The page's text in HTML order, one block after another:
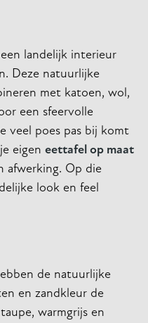
landelijk interieur
Deze natuurlijke
met katoen, wol,
een sfeervolle
veel poes pas bij komt
eigen eettafel op maat
afwerking. Op die
look en feel
de natuurlijke
en zandkleur de
warmgrijs en